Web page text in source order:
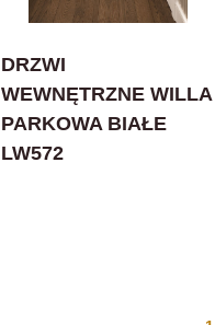
DRZWI
WEWNĘTRZNE WILLA
PARKOWA BIAŁE
LW572